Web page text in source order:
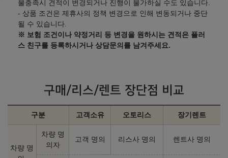
불충족시 견적이 변경되거나 진행이 불가하실 수도 있습니다.
- 상품 조건은 제휴사의 정책 변경으로 인해 변동되거나 중단
될 수 있습니다.
※ 보험 조건이나 약정거리 등 변경을 원하시는 견적은 플러
스 친구를 등록하시거나 상담문의를 남겨주세요.
구매/리스/렌트 장단점 비교
구분 고객소유 오토리스 장기렌트
차량 명
차량 명
의자
고객 명의 리스사 명의 렌트사 명의